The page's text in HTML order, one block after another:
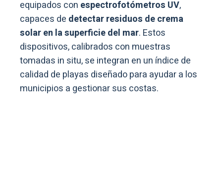
equipados con espectrofotómetros UV,
capaces de detectar residuos de crema
solar en la superficie del mar. Estos
dispositivos, calibrados con muestras
tomadas in situ, se integran en un índice de
calidad de playas diseñado para ayudar a los
municipios a gestionar sus costas.